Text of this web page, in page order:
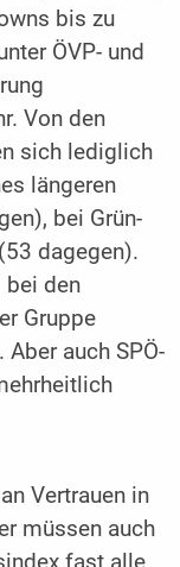
bis zu
ÖVP- und
Von den
sich lediglich
längeren
bei Grün-
dagegen).
bei den
Gruppe
auch SPÖ-
Vertrauen in
müssen auch